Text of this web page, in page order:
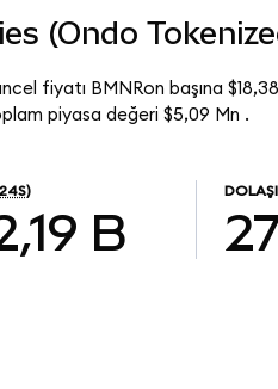
(Ondo
fiyatı BMNRon başına
piyasa değeri $5,09 Mn .
B